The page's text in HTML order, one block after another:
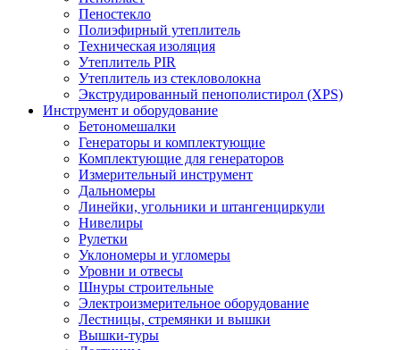
Пеностекло
Полиэфирный утеплитель
Техническая изоляция
Утеплитель PIR
Утеплитель из стекловолокна
Экструдированный пенополистирол (XPS)
Инструмент и оборудование
Бетономешалки
Генераторы и комплектующие
Комплектующие для генераторов
Измерительный инструмент
Дальномеры
Линейки, угольники и штангенциркули
Нивелиры
Рулетки
Уклономеры и угломеры
Уровни и отвесы
Шнуры строительные
Электроизмерительное оборудование
Лестницы, стремянки и вышки
Вышки-туры